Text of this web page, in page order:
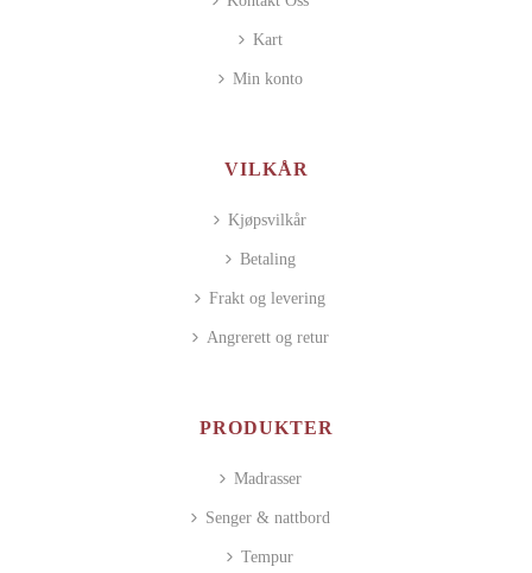
Kart
Min konto
VILKÅR
Kjøpsvilkår
Betaling
Frakt og levering
Angrerett og retur
PRODUKTER
Madrasser
Senger & nattbord
Tempur